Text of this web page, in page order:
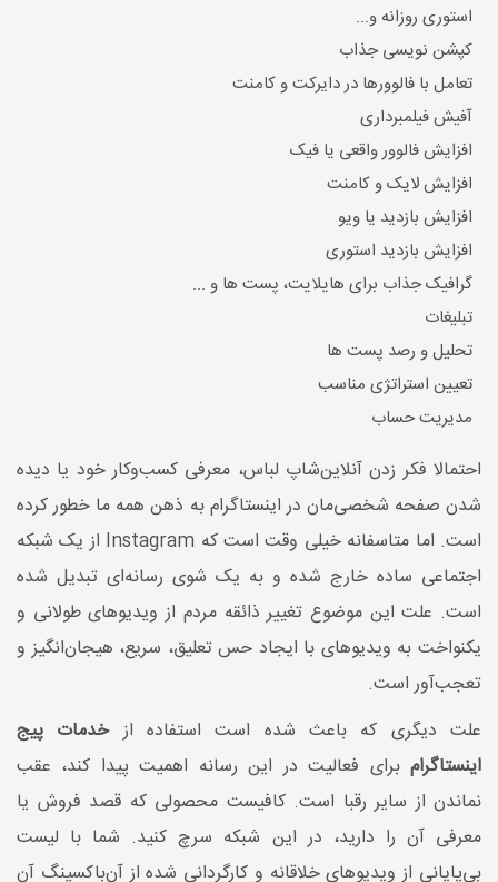
استوری روزانه و...
کپشن نویسی جذاب
تعامل با فالوورها در دایرکت و کامنت
آفیش فیلمبرداری
افزایش فالوور واقعی یا فیک
افزایش لایک و کامنت
افزایش بازدید یا ویو
افزایش بازدید استوری
گرافیک جذاب برای هایلایت، پست ها و ...
تبلیغات
تحلیل و رصد پست ها
تعیین استراتژی مناسب
مدیریت حساب
احتمالا فکر زدن آنلاین‌شاپ لباس، معرفی کسب‌و‌کار خود یا دیده
شدن صفحه شخصی‌مان در اینستاگرام به ذهن همه ما خطور کرده
است. اما متاسفانه خیلی وقت است که Instagram از یک شبکه
اجتماعی ساده خارج شده و به یک شوی رسانه‌ای تبدیل شده
است. علت این موضوع تغییر ذائقه مردم از ویدیوهای طولانی و
یکنواخت به ویدیوهای با ایجاد حس تعلیق، سریع، هیجان‌انگیز و
تعجب‌آور است.
علت دیگری که باعث شده است استفاده ازخدمات پیج
اینستاگرام برای فعالیت در این رسانه اهمیت پیدا کند، عقب
نماندن از سایر رقبا است. کافیست محصولی که قصد فروش یا
معرفی آن را دارید، در این شبکه سرچ کنید. شما با لیست
بی‌پایانی از ویدیوهای خلاقانه و کارگردانی شده از آن‌باکسینگ آن